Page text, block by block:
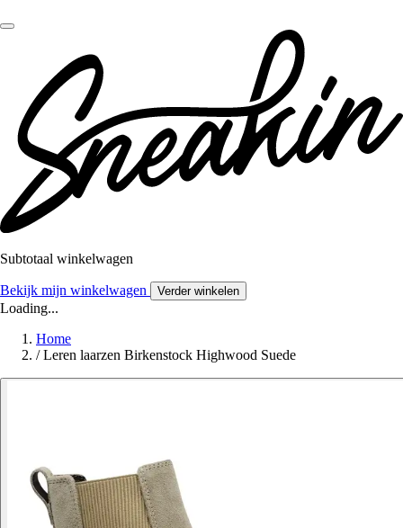
Subtotaal winkelwagen
Bekijk mijn winkelwagen Verder winkelen
Loading...
Home
/ Leren laarzen Birkenstock Highwood Suede